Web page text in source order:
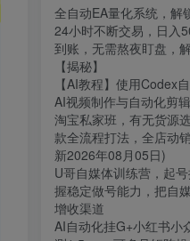
全自动EA量化系统，解
24小时不断交易，日入
到账，无需熬夜盯盘，
【揭秘】
【AI教程】使用Codex
AI视频制作与自动化剪
淘宝私家班，有无货源
款全流程打法，全店动
新2026年08月05日)
U哥自媒体训练营，起
握稳定做号能力，把自
增收渠道
AI自动化挂G+小红书小